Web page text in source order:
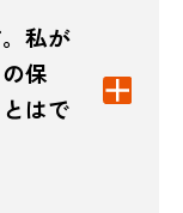
私が
保
はで